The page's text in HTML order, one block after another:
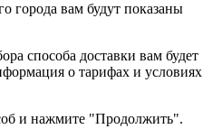
города вам будут показаны
способа доставки вам будет
о тарифах и условиях
и нажмите "Продолжить".